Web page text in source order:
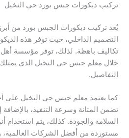
تركيب ديكورات جبس بورد حي النخيل
يُعد تركيب ديكورات الجبس بورد من
التصميم الداخلي، حيث توفر هذه
تكاليف باهظة. لذلك، توفر مؤسسة
خلال معلم جبس حي النخيل الذي
التفاصيل.
كما يعتمد معلم جبس حي النخيل على
تضمن المتانة وسرعة التنفيذ، بالإضافة
السلامة والجودة. كذلك، يتم استخدام
مستوردة من أفضل الشركات العالمية،